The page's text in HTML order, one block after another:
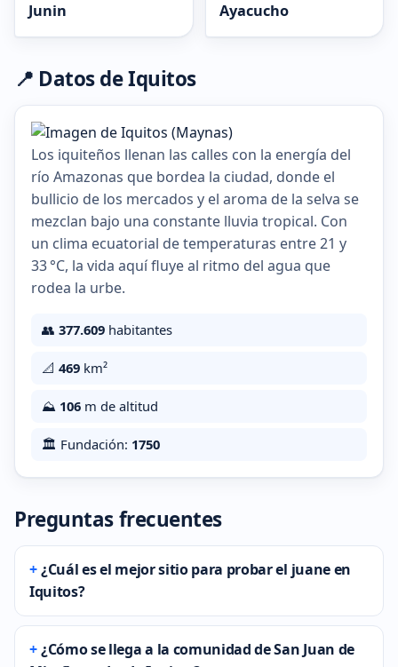
Junin Ayacucho
📍 Datos de Iquitos
Los iquiteños llenan las calles con la energía del
río Amazonas que bordea la ciudad, donde el
bullicio de los mercados y el aroma de la selva se
mezclan bajo una constante lluvia tropical. Con
un clima ecuatorial de temperaturas entre 21 y
33 °C, la vida aquí fluye al ritmo del agua que
rodea la urbe.
👥 377.609 habitantes
📐 469 km²
⛰️ 106 m de altitud
🏛️ Fundación: 1750
Preguntas frecuentes
¿Cuál es el mejor sitio para probar el juane en
Iquitos?
¿Cómo se llega a la comunidad de San Juan de